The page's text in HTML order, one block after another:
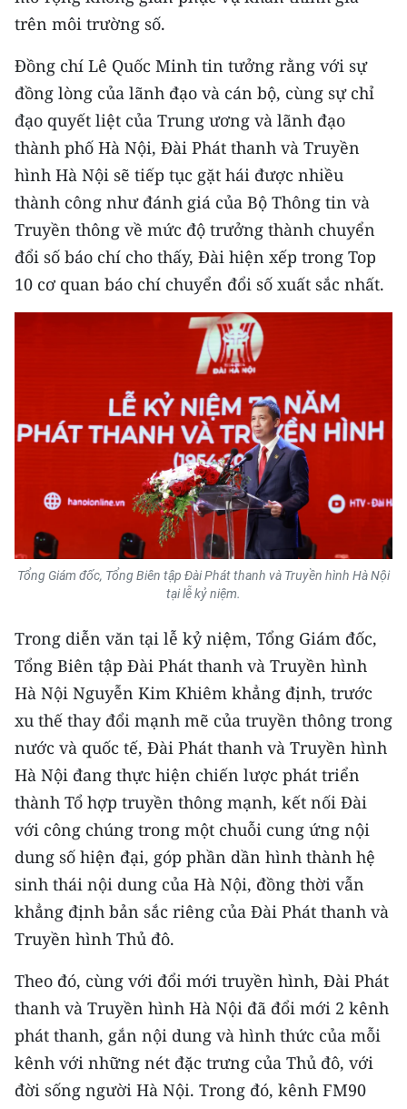
trên môi trường số.
Đồng chí Lê Quốc Minh tin tưởng rằng với sự
đồng lòng của lãnh đạo và cán bộ, cùng sự chỉ
đạo quyết liệt của Trung ương và lãnh đạo
thành phố Hà Nội, Đài Phát thanh và Truyền
hình Hà Nội sẽ tiếp tục gặt hái được nhiều
thành công như đánh giá của Bộ Thông tin và
Truyền thông về mức độ trưởng thành chuyển
đổi số báo chí cho thấy, Đài hiện xếp trong Top
10 cơ quan báo chí chuyển đổi số xuất sắc nhất.
Tổng Giám đốc, Tổng Biên tập Đài Phát thanh và Truyền hình Hà Nội
tại lễ kỷ niệm.
Trong diễn văn tại lễ kỷ niệm, Tổng Giám đốc,
Tổng Biên tập Đài Phát thanh và Truyền hình
Hà Nội Nguyễn Kim Khiêm khẳng định, trước
xu thế thay đổi mạnh mẽ của truyền thông trong
nước và quốc tế, Đài Phát thanh và Truyền hình
Hà Nội đang thực hiện chiến lược phát triển
thành Tổ hợp truyền thông mạnh, kết nối Đài
với công chúng trong một chuỗi cung ứng nội
dung số hiện đại, góp phần dần hình thành hệ
sinh thái nội dung của Hà Nội, đồng thời vẫn
khẳng định bản sắc riêng của Đài Phát thanh và
Truyền hình Thủ đô.
Theo đó, cùng với đổi mới truyền hình, Đài Phát
thanh và Truyền hình Hà Nội đã đổi mới 2 kênh
phát thanh, gắn nội dung và hình thức của mỗi
kênh với những nét đặc trưng của Thủ đô, với
đời sống người Hà Nội. Trong đó, kênh FM90